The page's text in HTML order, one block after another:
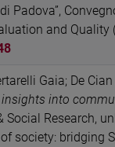
Padova”,
and Quality
Gaia; De
into
Research,
society: bridging